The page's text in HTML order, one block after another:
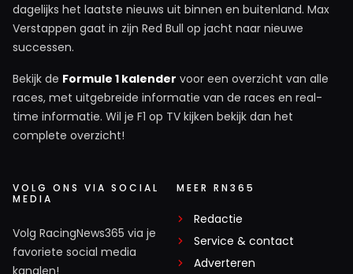
dagelijks het laatste nieuws uit binnen en buitenland. Max
Verstappen gaat in zijn Red Bull op jacht naar nieuwe
successen.
Bekijk de Formule 1 kalender voor een overzicht van alle
races, met uitgebreide informatie van de races en real-
time informatie. Wil je F1 op TV kijken bekijk dan het
complete overzicht!
VOLG ONS VIA SOCIAL
MEDIA
Volg RacingNews365 via je
favoriete social media
MEER RN365
Redactie
Service & contact
Adverteren